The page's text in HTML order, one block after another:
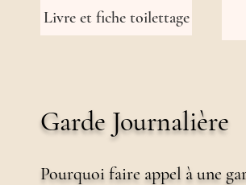
Livre et fiche toilettage
Garde Journalière
Pourquoi faire appel à une